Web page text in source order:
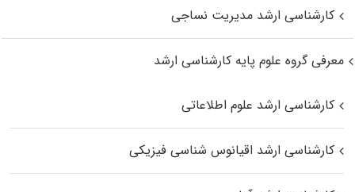
کارشناسی ارشد مدیریت نساجی
معرفی گروه علوم پایه کارشناسی ارشد
کارشناسی ارشد علوم اطلاعاتی
کارشناسی ارشد اقیانوس‌ شناسی فیزیکی